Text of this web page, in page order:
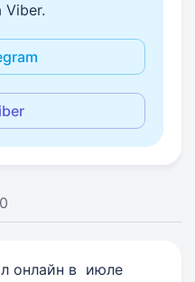
Viber.
0
онлайн в июле